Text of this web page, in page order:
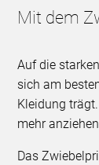
Mit dem
Auf die
sich am
Kleidung
mehr
Das